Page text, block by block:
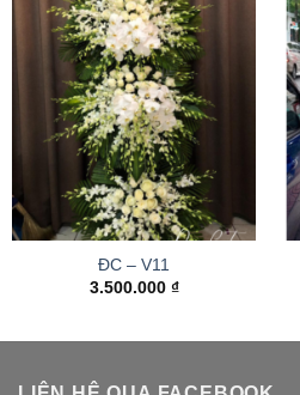
ĐC – V11
3.500.000 ₫